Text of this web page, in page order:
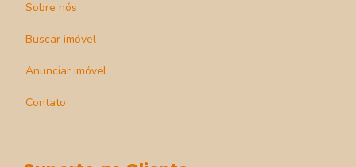
Sobre nós
Buscar imóvel
Anunciar imóvel
Contato